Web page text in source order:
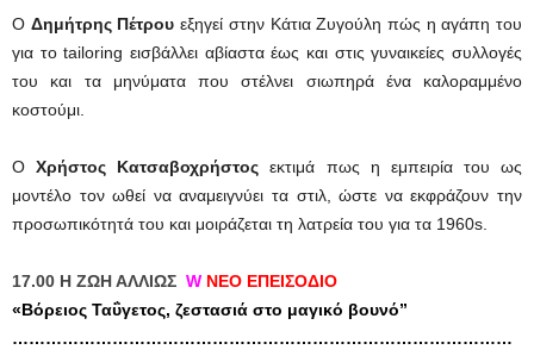
Ο Δημήτρης Πέτρου εξηγεί στην Κάτια Ζυγούλη πώς η αγάπη του
για το tailoring εισβάλλει αβίαστα έως και στις γυναικείες συλλογές
του και τα μηνύματα που στέλνει σιωπηρά ένα καλοραμμένο
κοστούμι.
ΟΧρήστος Κατσαβοχρήστος εκτιμά πως η εμπειρία του ως
μοντέλο τον ωθεί να αναμειγνύει τα στιλ, ώστε να εκφράζουν την
προσωπικότητά του και μοιράζεται τη λατρεία του για τα 1960s.
17.00 Η ΖΩΗ ΑΛΛΙΩΣ W ΝΕΟ ΕΠΕΙΣΟΔΙΟ
«Βόρειος Ταΰγετος, ζεστασιά στο μαγικό βουνό”
………………………………………………………………………………